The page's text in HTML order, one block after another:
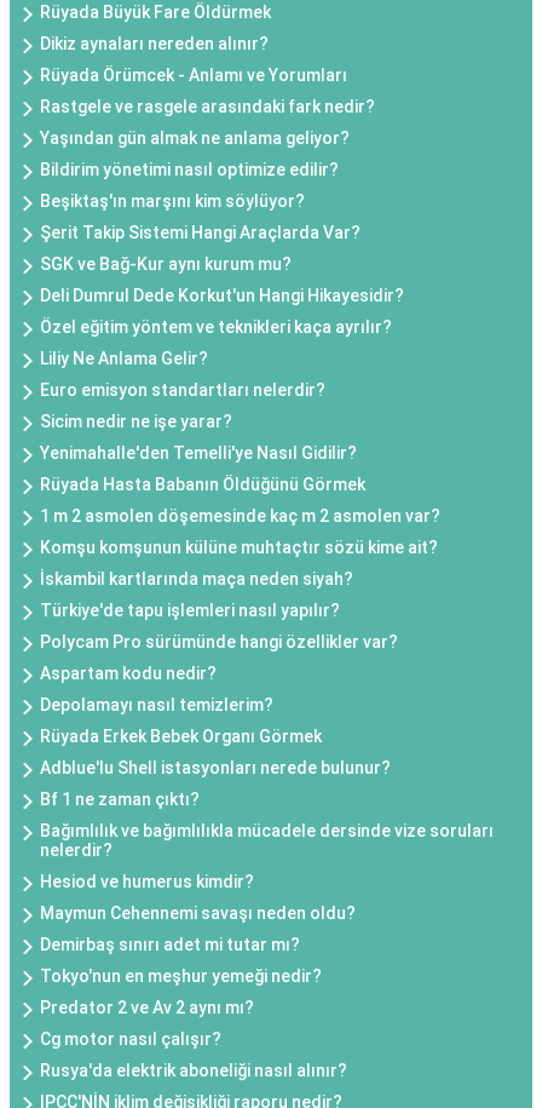
Rüyada Büyük Fare Öldürmek
Dikiz aynaları nereden alınır?
Rüyada Örümcek - Anlamı ve Yorumları
Rastgele ve rasgele arasındaki fark nedir?
Yaşından gün almak ne anlama geliyor?
Bildirim yönetimi nasıl optimize edilir?
Beşiktaş'ın marşını kim söylüyor?
Şerit Takip Sistemi Hangi Araçlarda Var?
SGK ve Bağ-Kur aynı kurum mu?
Deli Dumrul Dede Korkut'un Hangi Hikayesidir?
Özel eğitim yöntem ve teknikleri kaça ayrılır?
Liliy Ne Anlama Gelir?
Euro emisyon standartları nelerdir?
Sicim nedir ne işe yarar?
Yenimahalle'den Temelli'ye Nasıl Gidilir?
Rüyada Hasta Babanın Öldüğünü Görmek
1 m 2 asmolen döşemesinde kaç m 2 asmolen var?
Komşu komşunun külüne muhtaçtır sözü kime ait?
İskambil kartlarında maça neden siyah?
Türkiye'de tapu işlemleri nasıl yapılır?
Polycam Pro sürümünde hangi özellikler var?
Aspartam kodu nedir?
Depolamayı nasıl temizlerim?
Rüyada Erkek Bebek Organı Görmek
Adblue'lu Shell istasyonları nerede bulunur?
Bf 1 ne zaman çıktı?
Bağımlılık ve bağımlılıkla mücadele dersinde vize soruları
nelerdir?
Hesiod ve humerus kimdir?
Maymun Cehennemi savaşı neden oldu?
Demirbaş sınırı adet mi tutar mı?
Tokyo'nun en meşhur yemeği nedir?
Predator 2 ve Av 2 aynı mı?
Cg motor nasıl çalışır?
Rusya'da elektrik aboneliği nasıl alınır?
IPCC'NİN iklim değişikliği raporu nedir?